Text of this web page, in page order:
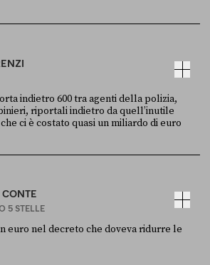
indietro 600 tra agenti della polizia,
riportali indietro da quell’inutile
ci è costato quasi un miliardo di euro
5 STELLE
euro nel decreto che doveva ridurre le